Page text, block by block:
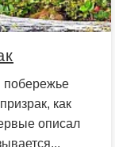
побережье
как
описал